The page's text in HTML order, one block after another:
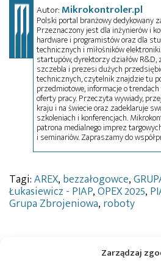
Zarządzaj
Autor:Mikrokontroler.pl
Polski portal branżowy dedykowany
Przeznaczony jest dla inżynierów i
hardware i programistów oraz dla
technicznych i miłośników
startupów, dyrektorzy działów R&D,
szczebla i prezesi dużych
technicznych, czytelnik znajdzie tu
przedmiotowe, informacje o
oferty pracy. Przeczyta wywiady,
kraju i na świecie oraz zadeklaruje
szkoleniach i konferencjach.
patrona medialnego imprez
i seminariów. Zapraszamy do
Tagi:AREX, bezzałogowce,
Łukasiewicz - PIAP,OPEX 2025,
Grupa Zbrojeniowa, roboty